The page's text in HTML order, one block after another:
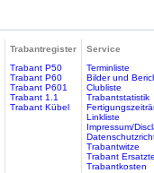
Trabantregister
Trabant P50
Trabant P60
Trabant P601
Trabant 1.1
Trabant Kübel
Service
Terminliste
Bilder und
Clubliste
Trabantstatistik
Linkliste
Impressum/
Trabantwitze
Trabant
Trabantkosten